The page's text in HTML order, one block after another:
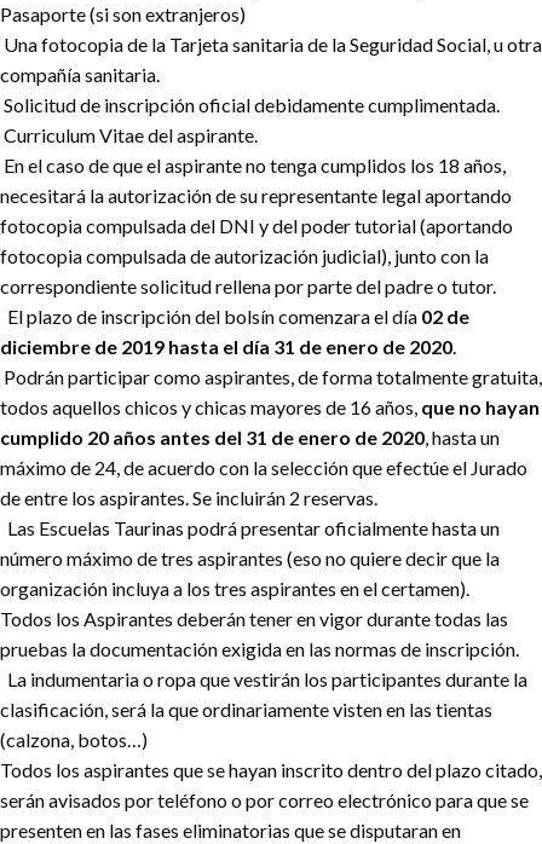
Pasaporte (si son extranjeros)
Una fotocopia de la Tarjeta sanitaria de la Seguridad Social, u otra
compañía sanitaria.
Solicitud de inscripción oficial debidamente cumplimentada.
Curriculum Vitae del aspirante.
En el caso de que el aspirante no tenga cumplidos los 18 años,
necesitará la autorización de su representante legal aportando
fotocopia compulsada del DNI y del poder tutorial (aportando
fotocopia compulsada de autorización judicial), junto con la
correspondiente solicitud rellena por parte del padre o tutor.
El plazo de inscripción del bolsín comenzara el día 02 de
diciembre de 2019 hasta el día 31 de enero de 2020.
Podrán participar como aspirantes, de forma totalmente gratuita,
todos aquellos chicos y chicas mayores de 16 años, que no hayan
cumplido 20 años antes del 31 de enero de 2020, hasta un
máximo de 24, de acuerdo con la selección que efectúe el Jurado
de entre los aspirantes. Se incluirán 2 reservas.
Las Escuelas Taurinas podrá presentar oficialmente hasta un
número máximo de tres aspirantes (eso no quiere decir que la
organización incluya a los tres aspirantes en el certamen).
Todos los Aspirantes deberán tener en vigor durante todas las
pruebas la documentación exigida en las normas de inscripción.
La indumentaria o ropa que vestirán los participantes durante la
clasificación, será la que ordinariamente visten en las tientas
(calzona, botos…)
Todos los aspirantes que se hayan inscrito dentro del plazo citado,
serán avisados por teléfono o por correo electrónico para que se
presenten en las fases eliminatorias que se disputaran en